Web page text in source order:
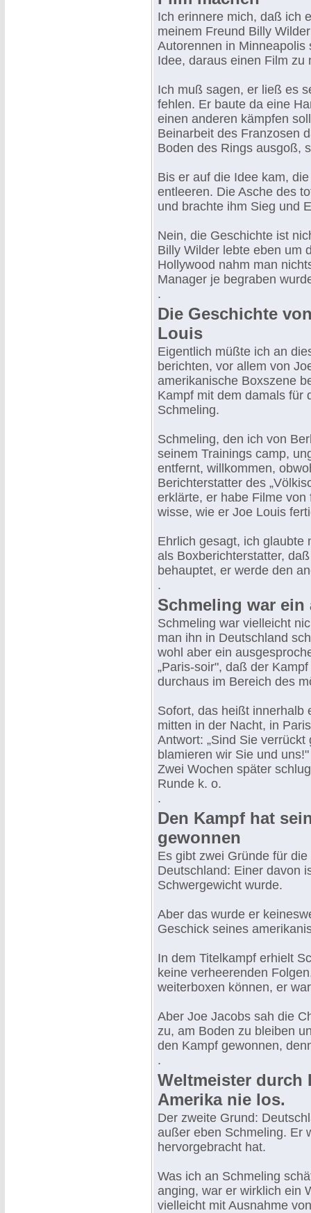
Ich erinnere mich, daß ich
meinem Freund Billy
Autorennen in
Idee, daraus einen Film zu
Ich muß sagen, er ließ es
fehlen. Er baute da eine
einen anderen kämpfen
Beinarbeit des Franzosen
Boden des Rings ausgoß,
Bis er auf die Idee kam,
entleeren. Die Asche des
und brachte ihm Sieg und
Nein, die Geschichte ist
Billy Wilder lebte eben um
Hollywood nahm man
Manager je begraben
.
Die Geschichte
Louis
Eigentlich müßte ich an
berichten, vor allem von
amerikanische Boxszene
Kampf mit dem damals für
Schmeling.
Schmeling, den ich von
seinem Trainings camp,
entfernt, willkommen,
Berichterstatter des
erklärte, er habe Filme
wisse, wie er Joe Louis
Ehrlich gesagt, ich glaubte
als Boxberichterstatter,
behauptet, er werde den
.
Schmeling war
Schmeling war vielleicht
man ihn in Deutschland
wohl aber ein
„Paris-soir", daß der
durchaus im Bereich des
Sofort, das heißt innerhalb
mitten in der Nacht, in
Antwort: „Sind Sie
blamieren wir Sie und uns!"
Zwei Wochen später
Runde k. o.
.
Den Kampf hat
gewonnen
Es gibt zwei Gründe für
Deutschland: Einer davon
Schwergewicht wurde.
Aber das wurde er
Geschick seines
In dem Titelkampf erhielt
keine verheerenden
weiterboxen können, er
Aber Joe Jacobs sah die
zu, am Boden zu bleiben
den Kampf gewonnen,
.
Weltmeister durch
Amerika nie los.
Der zweite Grund:
außer eben Schmeling. Er
hervorgebracht hat.
Was ich an Schmeling
anging, war er wirklich ein
vielleicht mit Ausnahme